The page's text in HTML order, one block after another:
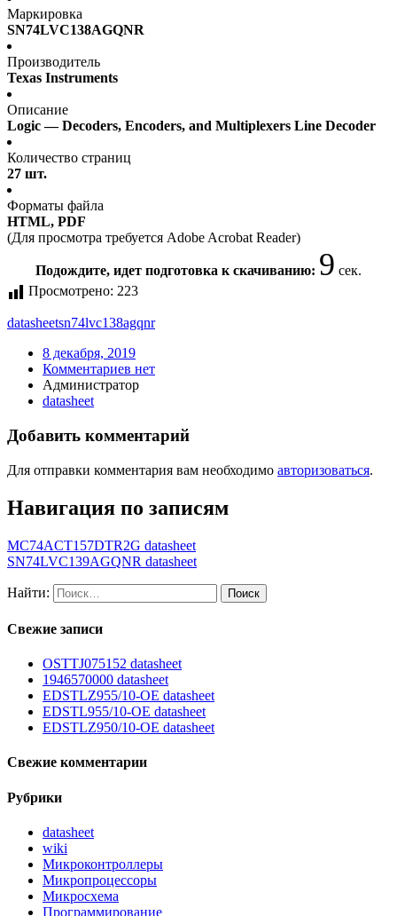
Маркировка
SN74LVC138AGQNR
Производитель
Texas Instruments
Описание
Logic — Decoders, Encoders, and Multiplexers Line Decoder
Количество страниц
27 шт.
Форматы файла
HTML, PDF
(Для просмотра требуется Adobe Acrobat Reader)
Подождите, идет подготовка к скачиванию: 9 сек.
Просмотрено: 223
datasheetsn74lvc138agqnr
8 декабря, 2019
Комментариев нет
Администратор
datasheet
Добавить комментарий
Для отправки комментария вам необходимо авторизоваться.
Навигация по записям
MC74ACT157DTR2G datasheet
SN74LVC139AGQNR datasheet
Найти:
Свежие записи
OSTTJ075152 datasheet
1946570000 datasheet
EDSTLZ955/10-OE datasheet
EDSTL955/10-OE datasheet
EDSTLZ950/10-OE datasheet
Свежие комментарии
Рубрики
datasheet
wiki
Микроконтроллеры
Микропроцессоры
Микросхема
Программирование